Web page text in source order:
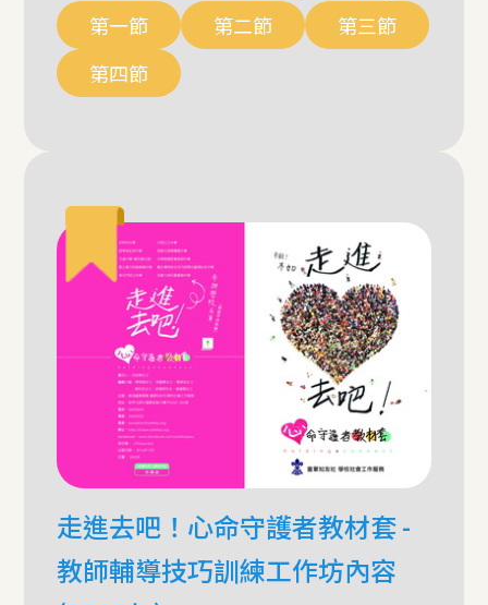
第一節 第二節
第三節
第四節
走進去吧！心命守護者教材套 -
教師輔導技巧訓練工作坊內容